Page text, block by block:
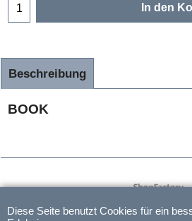
In den
Beschreibung
BOOK
WebShop erstellt mit
Diese Seite benutzt Cookies für ein